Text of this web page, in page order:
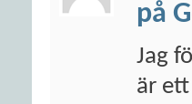
på
Jag
är